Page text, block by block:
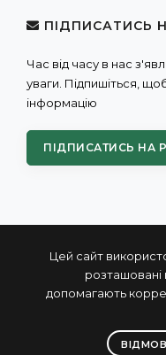
Цей сайт
допомагають
ПІДПИСАТИСЬ
Час від часу в нас
уваги. Підпишіться,
інформацію
ПІДПИСАТИСЬ НА
© 2004 - 2026